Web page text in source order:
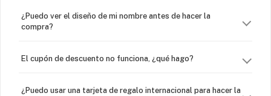
¿Puedo ver el diseño de mi nombre antes de hacer la
compra?
El cupón de descuento no funciona, ¿qué hago?
¿Puedo usar una tarjeta de regalo internacional para hacer la